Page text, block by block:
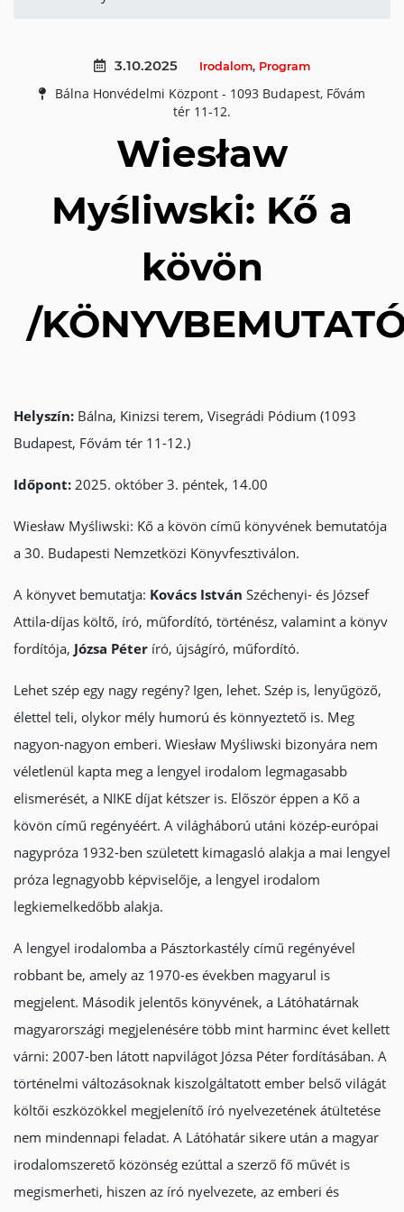
3.10.2025 Irodalom, Program
Bálna Honvédelmi Központ - 1093 Budapest, Fővám
tér 11-12.
Wiesław
Myśliwski: Kő a
kövön
/
Helyszín: Bálna, Kinizsi terem, Visegrádi Pódium (1093
Budapest, Fővám tér 11-12.)
Időpont: 2025. október 3. péntek, 14.00
Wiesław Myśliwski: Kő a kövön című könyvének bemutatója
a 30. Budapesti Nemzetközi Könyvfesztiválon.
A könyvet bemutatja: Kovács István Széchenyi- és József
Attila-díjas költő, író, műfordító, történész, valamint a könyv
fordítója, Józsa Péter író, újságíró, műfordító.
Lehet szép egy nagy regény? Igen, lehet. Szép is, lenyűgöző,
élettel teli, olykor mély humorú és könnyeztető is. Meg
nagyon-nagyon emberi. Wiesław Myśliwski bizonyára nem
véletlenül kapta meg a lengyel irodalom legmagasabb
elismerését, a NIKE díjat kétszer is. Először éppen a Kő a
kövön című regényéért. A világháború utáni közép-európai
nagypróza 1932-ben született kimagasló alakja a mai lengyel
próza legnagyobb képviselője, a lengyel irodalom
legkiemelkedőbb alakja.
A lengyel irodalomba a Pásztorkastély című regényével
robbant be, amely az 1970-es években magyarul is
megjelent. Második jelentős könyvének, a Látóhatárnak
magyarországi megjelenésére több mint harminc évet kellett
várni: 2007-ben látott napvilágot Józsa Péter fordításában. A
történelmi változásoknak kiszolgáltatott ember belső világát
költői eszközökkel megjelenítő író nyelvezetének átültetése
nem mindennapi feladat. A Látóhatár sikere után a magyar
irodalomszerető közönség ezúttal a szerző fő művét is
megismerheti, hiszen az író nyelvezete, az emberi és